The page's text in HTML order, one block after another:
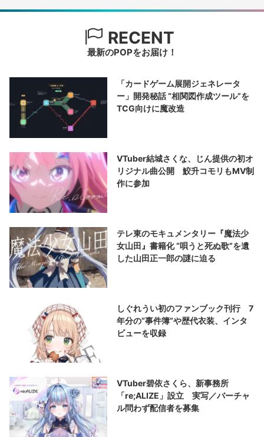
RECENT
最新のPOPをお届け！
「カードゲーム展開ジェネレータ
ー」開発秘話 “相関図作成ツール”を
TCG向けに魔改造
VTuber結城さくな、じん提供の初オ
リジナル曲公開 鮫升コモリもMV制
作に参加
テレ東のモキュメンタリー『魔法少
女山田』書籍化 “唄うと死ぬ歌”を遺
した山田正一郎の謎に迫る
しぐれうい初のファンブック刊行 7
年分の“事件簿”や歴代衣装、インタ
ビューを収録
VTuber碧依さくら、新事務所
「re;ALIZE」設立 実写／バーチャ
ル問わず配信者を募集